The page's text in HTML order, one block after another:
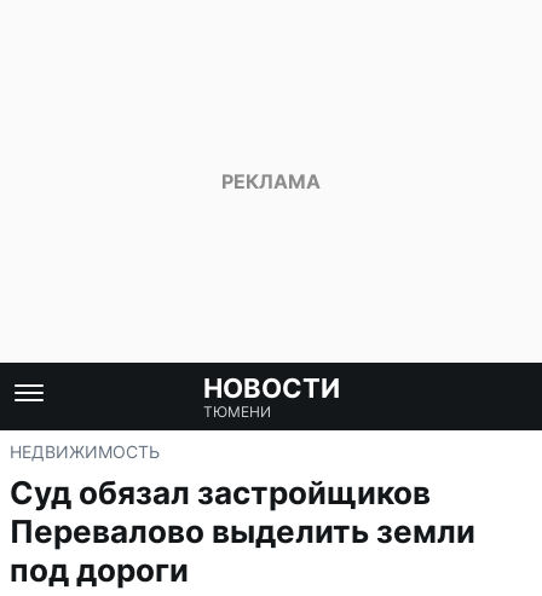
НОВОСТИ
ТЮМЕНИ
НЕДВИЖИМОСТЬ
Суд обязал застройщиков
Перевалово выделить земли
под дороги